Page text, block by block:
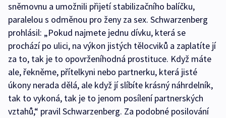
sněmovnu a umožnili přijetí stabilizačního balíčku,
paralelou s odměnou pro ženy za sex. Schwarzenberg
prohlásil: „Pokud najmete jednu dívku, která se
prochází po ulici, na výkon jistých tělocviků a zaplatíte jí
za to, tak je to opovrženíhodná prostituce. Když máte
ale, řekněme, přítelkyni nebo partnerku, která jisté
úkony nerada dělá, ale když jí slíbíte krásný náhrdelník,
tak to vykoná, tak je to jenom posílení partnerských
vztahů,“ pravil Schwarzenberg. Za podobné posilování